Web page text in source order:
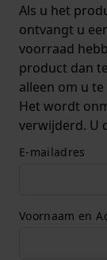
Als u het
ontvangt u
voorraad
product dan
alleen om u
Het wordt
verwijderd. U
E-mailadres
Voornaam en